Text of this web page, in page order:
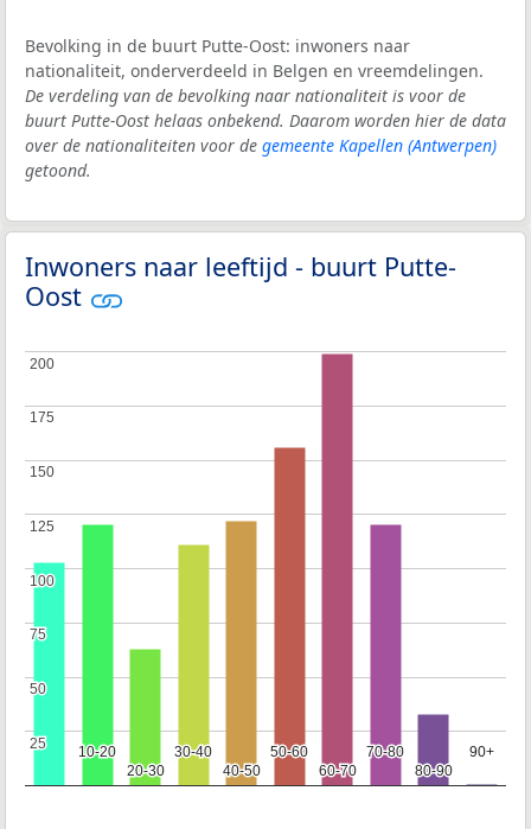
Bevolking in de buurt Putte-Oost: inwoners naar
nationaliteit, onderverdeeld in Belgen en vreemdelingen.
De verdeling van de bevolking naar nationaliteit is voor de
buurt Putte-Oost helaas onbekend. Daarom worden hier de data
over de nationaliteiten voor de gemeente Kapellen (Antwerpen)
getoond.
Inwoners naar leeftijd - buurt Putte-
Oost
10-20
10-20
20-30
20-30
30-40
30-40
40-50
40-50
50-60
50-60
60-70
60-70
70-80
70-80
80-90
80-90
90+
90+
25
25
50
50
75
75
100
100
125
125
150
150
175
175
200
200